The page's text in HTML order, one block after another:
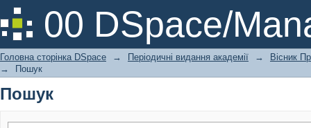
00 DSpace/
Пошук
Головна сторінка DSpace → Періодичні видання академії →
Вісник
→
Пошук
Пошук